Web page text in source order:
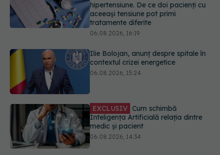
Ilie Bolojan, anunț despre spitale în
contextul crizei energetice
06.08.2026, 15:24
EXCLUSIV Cum schimbă
Inteligența Artificială relația dintre
medic și pacient
Trei lucruri pe care trebuie să le faci
după 45 de ani ca să întârzii
demența cu până la 13 ani